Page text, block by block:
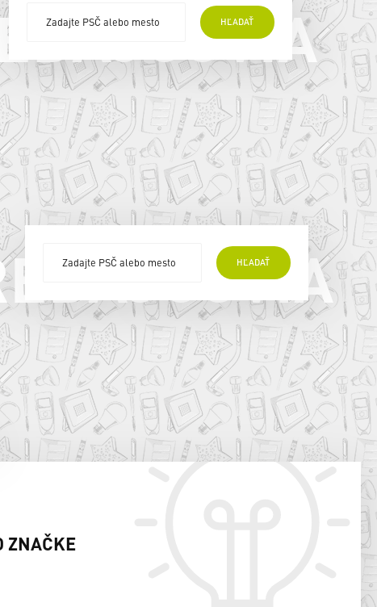
HĽADAŤ
HĽADAŤ
ZNAČKE